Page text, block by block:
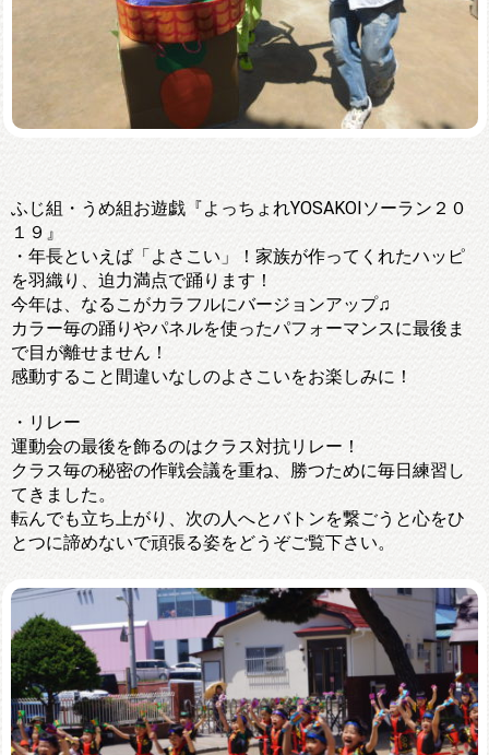
ふじ組・うめ組お遊戯『よっちょれYOSAKOIソーラン２０
１９』
・年長といえば「よさこい」！家族が作ってくれたハッピ
を羽織り、迫力満点で踊ります！
今年は、なるこがカラフルにバージョンアップ♫
カラー毎の踊りやパネルを使ったパフォーマンスに最後ま
で目が離せません！
感動すること間違いなしのよさこいをお楽しみに！
・リレー
運動会の最後を飾るのはクラス対抗リレー！
クラス毎の秘密の作戦会議を重ね、勝つために毎日練習し
てきました。
転んでも立ち上がり、次の人へとバトンを繋ごうと心をひ
とつに諦めないで頑張る姿をどうぞご覧下さい。